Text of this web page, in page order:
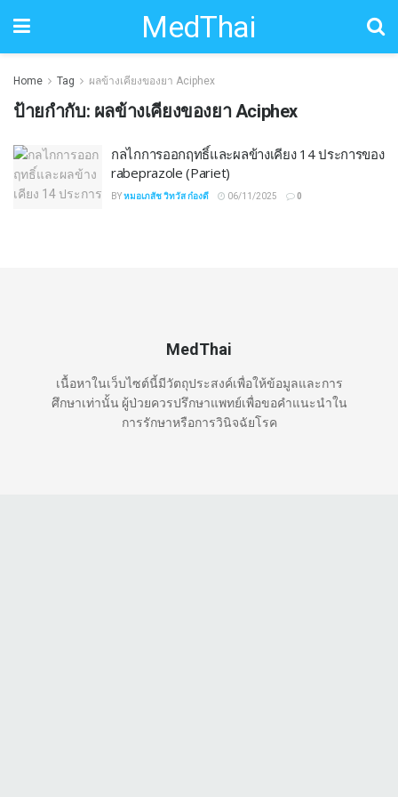
MedThai
Home Tag ผลข้างเคียงของยา Aciphex
ป้ายกำกับ: ผลข้างเคียงของยา Aciphex
กลไกการออกฤทธิ์และผลข้างเคียง 14 ประการของ
rabeprazole (Pariet)
BYหมอเภสัช วิทวัส ก๋องดี 06/11/2025 0
MedThai
เนื้อหาในเว็บไซต์นี้มีวัตถุประสงค์เพื่อให้ข้อมูลและการ
ศึกษาเท่านั้น ผู้ป่วยควรปรึกษาแพทย์เพื่อขอคำแนะนำใน
การรักษาหรือการวินิจฉัยโรค